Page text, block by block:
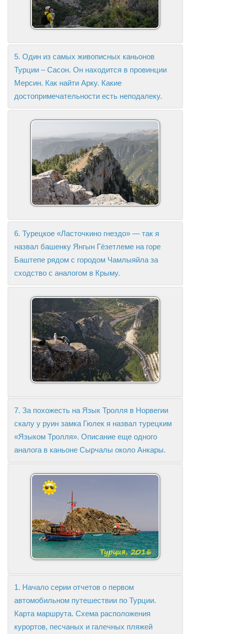
5. Один из самых живописных каньонов
Турции – Сасон. Он находится в провинции
Мерсин. Как найти Арку. Какие
достопримечательности есть неподалеку.
6. Турецкое «Ласточкино гнездо» — так я
назвал башенку Янгын Гёзетлеме на горе
Баштепе рядом с городом Чамлыяйла за
сходство с аналогом в Крыму.
7. За похожесть на Язык Тролля в Норвегии
скалу у руин замка Гюлек я назвал турецким
«Языком Тролля». Описание еще одного
аналога в каньоне Сырчалы около Анкары.
1. Начало серии отчетов о первом
автомобильном путешествии по Турции.
Карта маршрута. Схема расположения
курортов, песчаных и галечных пляжей